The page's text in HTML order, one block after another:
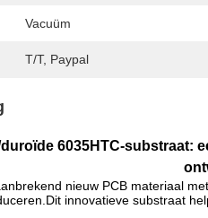
Vacuüm
T/T, Paypal
6035HTC-substraat:
nieuw PCB materiaal
innovatieve substraat